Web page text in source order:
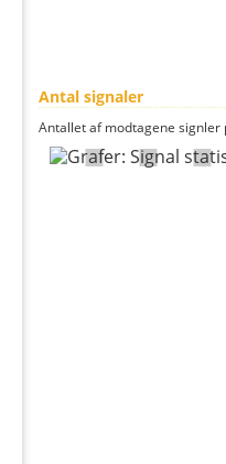
Antal signaler
Antallet af modtagene signler